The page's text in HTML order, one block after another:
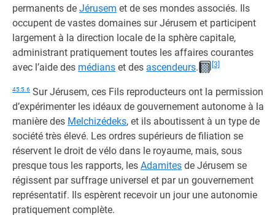
permanents de Jérusem et de ses mondes associés. Ils
occupent de vastes domaines sur Jérusem et participent
largement à la direction locale de la sphère capitale,
administrant pratiquement toutes les affaires courantes
avec l’aide des médians et des ascendeurs. [3]
45:5.6 Sur Jérusem, ces Fils reproducteurs ont la permission
d’expérimenter les idéaux de gouvernement autonome à la
manière des Melchizédeks, et ils aboutissent à un type de
société très élevé. Les ordres supérieurs de filiation se
réservent le droit de vélo dans le royaume, mais, sous
presque tous les rapports, les Adamites de Jérusem se
régissent par suffrage universel et par un gouvernement
représentatif. Ils espèrent recevoir un jour une autonomie
pratiquement complète.